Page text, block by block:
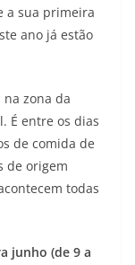
a sua primeira
ano já estão
na zona da
É entre os dias
de comida de
de origem
todas
junho (de 9 a